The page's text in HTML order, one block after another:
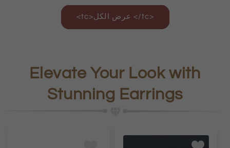
<tc>عرض الكل </tc>
Elevate Your Look with
Stunning Earrings